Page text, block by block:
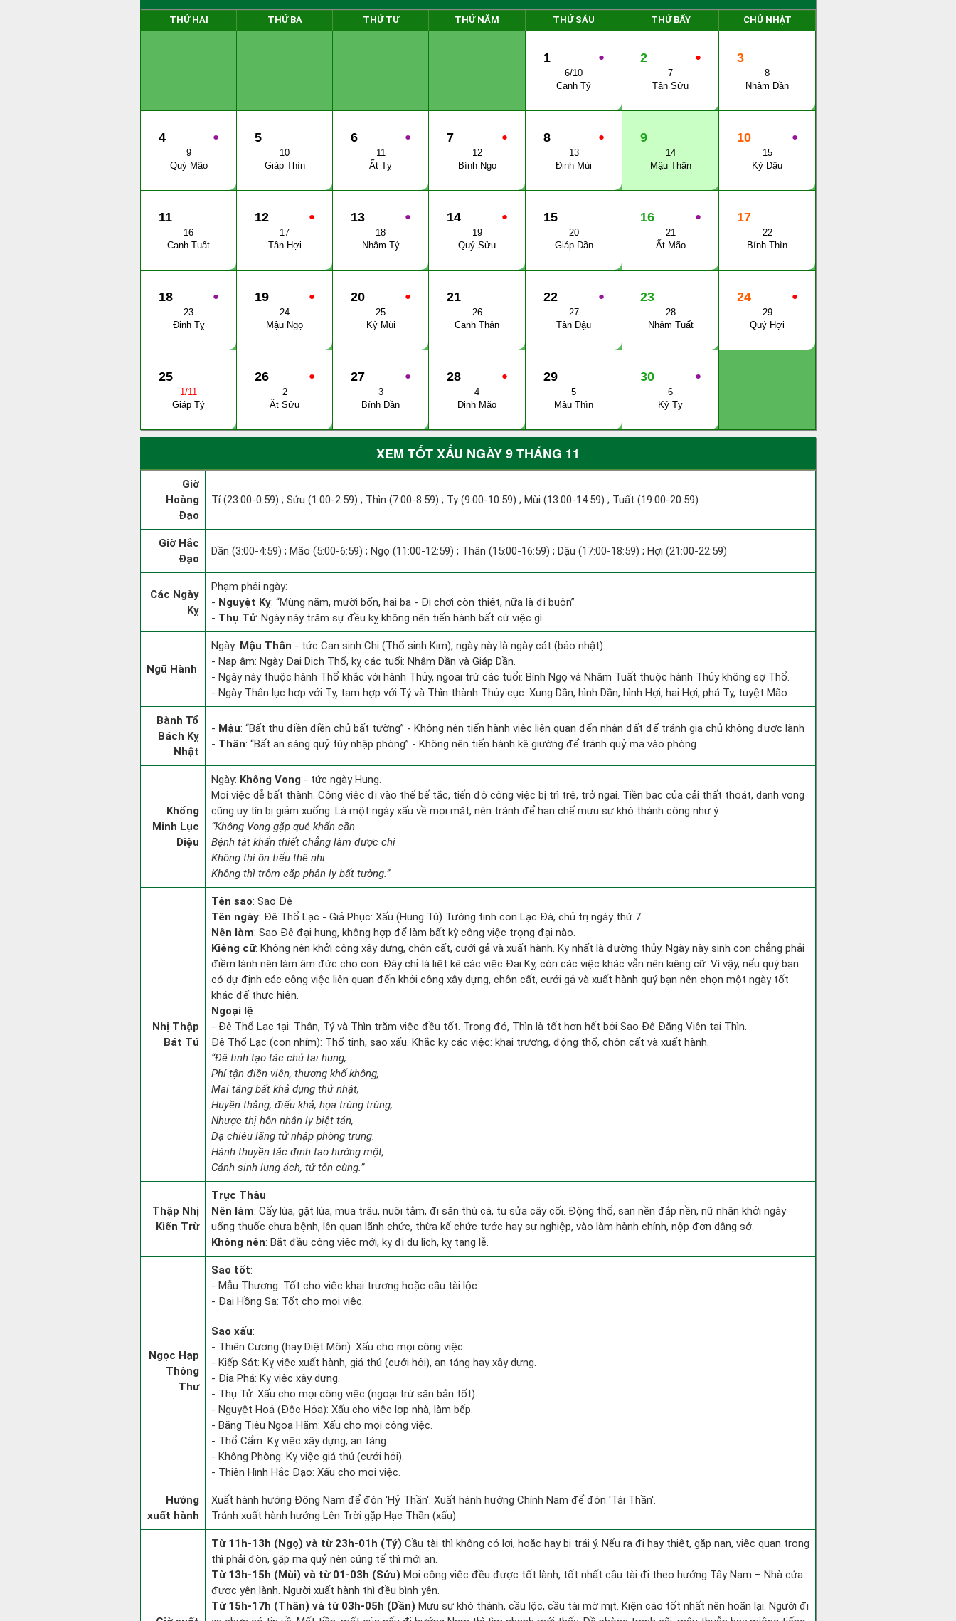
THỨ HAI THỨ BA THỨ TƯ THỨ NĂM THỨ SÁU THỨ BẨY CHỦ NHẬT
●
1
6/10
Canh Tý
●
2
7
Tân Sửu
3
8
Nhâm Dần
●
4
9
Quý Mão
5
10
Giáp Thìn
●
6
11
Ất Tỵ
●
7
12
Bính Ngọ
●
8
13
Đinh Mùi
9
14
Mậu Thân
●
10
15
Kỷ Dậu
11
16
Canh Tuất
●
12
17
Tân Hợi
●
13
18
Nhâm Tý
●
14
19
Quý Sửu
15
20
Giáp Dần
●
16
21
Ất Mão
17
22
Bính Thìn
●
18
23
Đinh Tỵ
●
19
24
Mậu Ngọ
●
20
25
Kỷ Mùi
21
26
Canh Thân
●
22
27
Tân Dậu
23
28
Nhâm Tuất
●
24
29
Quý Hợi
25
1/11
Giáp Tý
●
26
2
Ất Sửu
●
27
3
Bính Dần
●
28
4
Đinh Mão
29
5
Mậu Thìn
●
30
6
Kỷ Tỵ
XEM TỐT XẤU NGÀY 9 THÁNG 11
Giờ
Hoàng
Đạo
Tí (23:00-0:59) ; Sửu (1:00-2:59) ; Thìn (7:00-8:59) ; Tỵ (9:00-10:59) ; Mùi (13:00-14:59) ; Tuất (19:00-20:59)
Giờ Hắc
Đạo
Dần (3:00-4:59) ; Mão (5:00-6:59) ; Ngọ (11:00-12:59) ; Thân (15:00-16:59) ; Dậu (17:00-18:59) ; Hợi (21:00-22:59)
Các Ngày
Kỵ
Phạm phải ngày:
- Nguyệt Kỵ: “Mùng năm, mười bốn, hai ba - Đi chơi còn thiệt, nữa là đi buôn”
- Thụ Tử: Ngày này trăm sự đều kỵ không nên tiến hành bất cứ việc gì.
Ngũ Hành
Ngày: Mậu Thân - tức Can sinh Chi (Thổ sinh Kim), ngày này là ngày cát (bảo nhật).
- Nạp âm: Ngày Đại Dịch Thổ, kỵ các tuổi: Nhâm Dần và Giáp Dần.
- Ngày này thuộc hành Thổ khắc với hành Thủy, ngoại trừ các tuổi: Bính Ngọ và Nhâm Tuất thuộc hành Thủy không sợ Thổ.
- Ngày Thân lục hợp với Tỵ, tam hợp với Tý và Thìn thành Thủy cục. Xung Dần, hình Dần, hình Hợi, hại Hợi, phá Tỵ, tuyệt Mão.
Bành Tổ
Bách Kỵ
Nhật
- Mậu: “Bất thụ điền điền chủ bất tường” - Không nên tiến hành việc liên quan đến nhận đất để tránh gia chủ không được lành
- Thân: “Bất an sàng quỷ túy nhập phòng” - Không nên tiến hành kê giường để tránh quỷ ma vào phòng
Khổng
Minh Lục
Diệu
Ngày: Không Vong - tức ngày Hung.
Mọi việc dễ bất thành. Công việc đi vào thế bế tắc, tiến độ công việc bị trì trệ, trở ngại. Tiền bạc của cải thất thoát, danh vọng
cũng uy tín bị giảm xuống. Là một ngày xấu về mọi mặt, nên tránh để hạn chế mưu sự khó thành công như ý.
“Không Vong gặp quẻ khẩn cần
Bệnh tật khẩn thiết chẳng làm được chi
Không thì ôn tiểu thê nhi
Không thì trộm cắp phân ly bất tường.”
Nhị Thập
Bát Tú
Tên sao: Sao Đê
Tên ngày: Đê Thổ Lạc - Giả Phục: Xấu (Hung Tú) Tướng tinh con Lạc Đà, chủ trị ngày thứ 7.
Nên làm: Sao Đê đại hung, không hợp để làm bất kỳ công việc trọng đại nào.
Kiêng cữ: Không nên khởi công xây dựng, chôn cất, cưới gả và xuất hành. Kỵ nhất là đường thủy. Ngày này sinh con chẳng phải
điềm lành nên làm âm đức cho con. Đây chỉ là liệt kê các việc Đại Kỵ, còn các việc khác vẫn nên kiêng cữ. Vì vậy, nếu quý bạn
có dự định các công việc liên quan đến khởi công xây dựng, chôn cất, cưới gả và xuất hành quý bạn nên chọn một ngày tốt
khác để thực hiện.
Ngoại lệ:
- Đê Thổ Lạc tại: Thân, Tý và Thìn trăm việc đều tốt. Trong đó, Thìn là tốt hơn hết bởi Sao Đê Đăng Viên tại Thìn.
Đê Thổ Lạc (con nhím): Thổ tinh, sao xấu. Khắc kỵ các việc: khai trương, động thổ, chôn cất và xuất hành.
“Đê tinh tạo tác chủ tai hung,
Phí tận điền viên, thương khố không,
Mai táng bất khả dụng thử nhật,
Huyền thằng, điếu khả, họa trùng trùng,
Nhược thị hôn nhân ly biệt tán,
Dạ chiêu lãng tử nhập phòng trung.
Hành thuyền tắc định tạo hướng một,
Cánh sinh lung ách, tử tôn cùng.”
Thập Nhị
Kiến Trừ
Trực Thâu
Nên làm: Cấy lúa, gặt lúa, mua trâu, nuôi tằm, đi săn thú cá, tu sửa cây cối. Động thổ, san nền đắp nền, nữ nhân khởi ngày
uống thuốc chưa bệnh, lên quan lãnh chức, thừa kế chức tước hay sự nghiệp, vào làm hành chính, nộp đơn dâng sớ.
Không nên: Bắt đầu công việc mới, kỵ đi du lịch, kỵ tang lễ.
Ngọc Hạp
Thông
Thư
Sao tốt:
- Mẫu Thương: Tốt cho việc khai trương hoặc cầu tài lộc.
- Đại Hồng Sa: Tốt cho mọi việc.
Sao xấu:
- Thiên Cương (hay Diệt Môn): Xấu cho mọi công việc.
- Kiếp Sát: Kỵ việc xuất hành, giá thú (cưới hỏi), an táng hay xây dựng.
- Địa Phá: Kỵ việc xây dựng.
- Thụ Tử: Xấu cho mọi công việc (ngoại trừ săn bắn tốt).
- Nguyệt Hoả (Độc Hỏa): Xấu cho việc lợp nhà, làm bếp.
- Băng Tiêu Ngoạ Hãm: Xấu cho mọi công việc.
- Thổ Cẩm: Kỵ việc xây dựng, an táng.
- Không Phòng: Kỵ việc giá thú (cưới hỏi).
- Thiên Hình Hắc Đạo: Xấu cho mọi việc.
Hướng
xuất hành
Xuất hành hướng Đông Nam để đón 'Hỷ Thần'. Xuất hành hướng Chính Nam để đón 'Tài Thần'.
Tránh xuất hành hướng Lên Trời gặp Hạc Thần (xấu)
Từ 11h-13h (Ngọ) và từ 23h-01h (Tý) Cầu tài thì không có lợi, hoặc hay bị trái ý. Nếu ra đi hay thiệt, gặp nạn, việc quan trọng
thì phải đòn, gặp ma quỷ nên cúng tế thì mới an.
Từ 13h-15h (Mùi) và từ 01-03h (Sửu) Mọi công việc đều được tốt lành, tốt nhất cầu tài đi theo hướng Tây Nam – Nhà cửa
được yên lành. Người xuất hành thì đều bình yên.
Từ 15h-17h (Thân) và từ 03h-05h (Dần) Mưu sự khó thành, cầu lộc, cầu tài mờ mịt. Kiện cáo tốt nhất nên hoãn lại. Người đi